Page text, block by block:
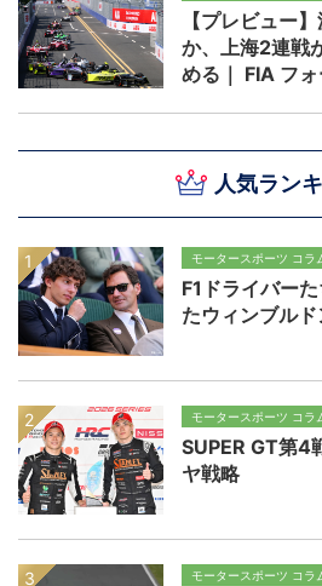
人気ラン
モータースポーツ コラ
F1ドライバー
たウィンブル
モータースポーツ コラ
SUPER GT第4
ヤ戦略
モータースポーツ コラ
【プレビュー
か、上海2連戦
める｜ FIA フ